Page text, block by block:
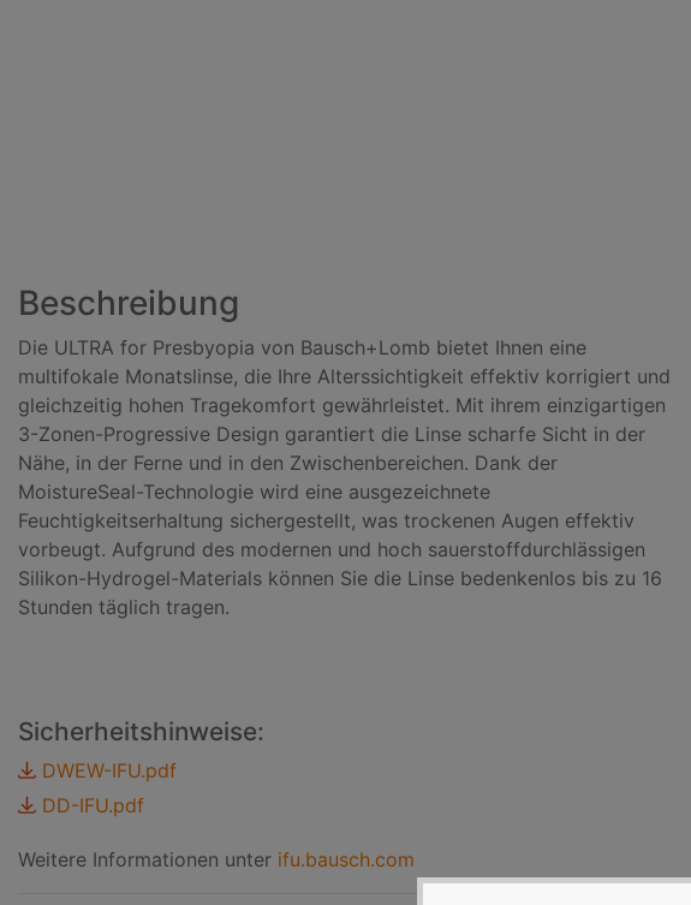
Beschreibung
Die ULTRA for Presbyopia von Bausch+Lomb bietet Ihnen eine
multifokale Monatslinse, die Ihre Alterssichtigkeit effektiv korrigiert und
gleichzeitig hohen Tragekomfort gewährleistet. Mit ihrem einzigartigen
3-Zonen-Progressive Design garantiert die Linse scharfe Sicht in der
Nähe, in der Ferne und in den Zwischenbereichen. Dank der
MoistureSeal-Technologie wird eine ausgezeichnete
Feuchtigkeitserhaltung sichergestellt, was trockenen Augen effektiv
vorbeugt. Aufgrund des modernen und hoch sauerstoffdurchlässigen
Silikon-Hydrogel-Materials können Sie die Linse bedenkenlos bis zu 16
Stunden täglich tragen.
Sicherheitshinweise:
DWEW-IFU.pdf
DD-IFU.pdf
Weitere Informationen unter ifu.bausch.com